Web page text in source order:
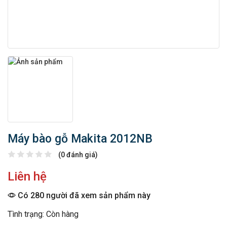
Máy bào gỗ Makita 2012NB
(0 đánh giá)
Liên hệ
Có 280 người đã xem sản phẩm này
Tình trạng: Còn hàng